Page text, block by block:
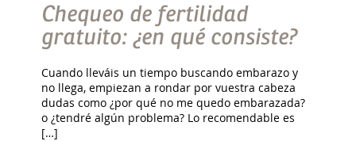
Chequeo de fertilidad
gratuito: ¿en qué consiste?
Cuando lleváis un tiempo buscando embarazo y
no llega, empiezan a rondar por vuestra cabeza
dudas como ¿por qué no me quedo embarazada?
o ¿tendré algún problema? Lo recomendable es
[…]